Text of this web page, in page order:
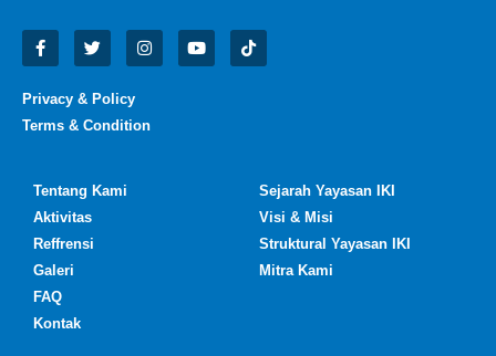
Privacy & Policy
Terms & Condition
Tentang Kami
Aktivitas
Reffrensi
Galeri
FAQ
Kontak
Sejarah Yayasan IKI
Visi & Misi
Struktural Yayasan IKI
Mitra Kami